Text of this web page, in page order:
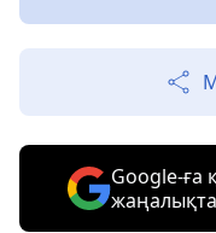
Google-ға